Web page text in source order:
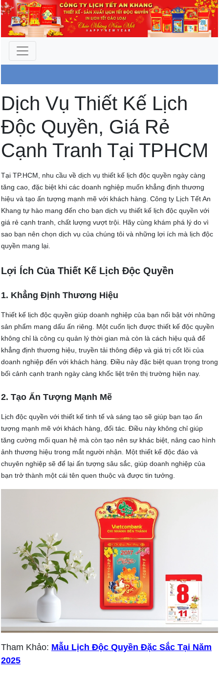
Công Ty An Khang
Dịch Vụ Thiết Kế Lịch
Độc Quyền, Giá Rẻ
Cạnh Tranh Tại TPHCM
Tại TP.HCM, nhu cầu về dịch vụ thiết kế lịch độc quyền ngày càng
tăng cao, đặc biệt khi các doanh nghiệp muốn khẳng định thương
hiệu và tạo ấn tượng mạnh mẽ với khách hàng. Công ty Lịch Tết An
Khang tự hào mang đến cho bạn dịch vụ thiết kế lịch độc quyền với
giá rẻ cạnh tranh, chất lượng vượt trội. Hãy cùng khám phá lý do vì
sao bạn nên chọn dịch vụ của chúng tôi và những lợi ích mà lịch độc
quyền mang lại.
Lợi Ích Của Thiết Kế Lịch Độc Quyền
1. Khẳng Định Thương Hiệu
Thiết kế lịch độc quyền giúp doanh nghiệp của bạn nổi bật với những
sản phẩm mang dấu ấn riêng. Một cuốn lịch được thiết kế độc quyền
không chỉ là công cụ quản lý thời gian mà còn là cách hiệu quả để
khẳng định thương hiệu, truyền tải thông điệp và giá trị cốt lõi của
doanh nghiệp đến với khách hàng. Điều này đặc biệt quan trọng trong
bối cảnh cạnh tranh ngày càng khốc liệt trên thị trường hiện nay.
2. Tạo Ấn Tượng Mạnh Mẽ
Lịch độc quyền với thiết kế tinh tế và sáng tạo sẽ giúp bạn tạo ấn
tượng mạnh mẽ với khách hàng, đối tác. Điều này không chỉ giúp
tăng cường mối quan hệ mà còn tạo nên sự khác biệt, nâng cao hình
ảnh thương hiệu trong mắt người nhận. Một thiết kế độc đáo và
chuyên nghiệp sẽ để lại ấn tượng sâu sắc, giúp doanh nghiệp của
bạn trở thành một cái tên quen thuộc và được tin tưởng.
Tham Khảo: Mẫu Lịch Độc Quyền Đặc Sắc Tại Năm
2025